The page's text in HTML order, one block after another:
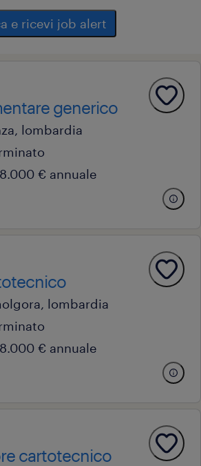
e ricevi job alert
generico
lombardia
€ annuale
lombardia
€ annuale
cartotecnico